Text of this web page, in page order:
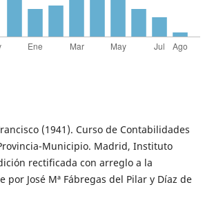
(1941). Curso de Contabilidades
Municipio. Madrid, Instituto
rectificada con arreglo a la
por José Mª Fábregas del Pilar y Díaz de